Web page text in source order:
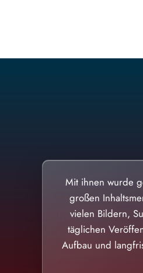
Mit ihnen wurde
großen
vielen Bildern,
täglichen
Aufbau und